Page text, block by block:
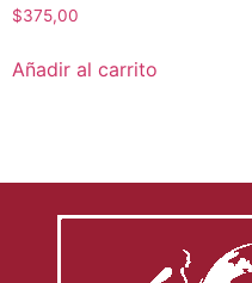
$375,00
Añadir al carrito